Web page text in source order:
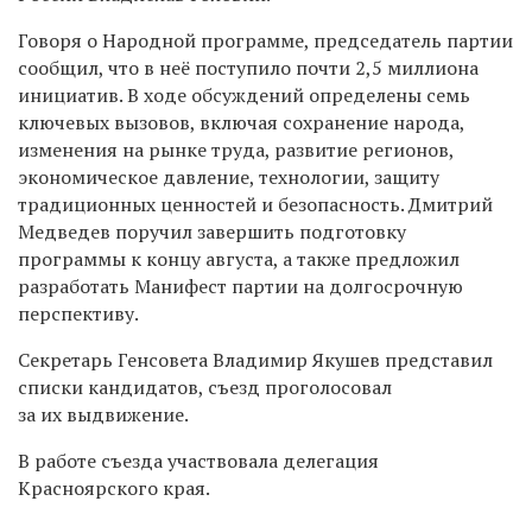
Говоря о Народной программе, председатель партии
сообщил, что в неё поступило почти 2,5 миллиона
инициатив. В ходе обсуждений определены семь
ключевых вызовов, включая сохранение народа,
изменения на рынке труда, развитие регионов,
экономическое давление, технологии, защиту
традиционных ценностей и безопасность. Дмитрий
Медведев поручил завершить подготовку
программы к концу августа, а также предложил
разработать Манифест партии на долгосрочную
перспективу.
Секретарь Генсовета Владимир Якушев представил
списки кандидатов, съезд проголосовал
за их выдвижение.
В работе съезда участвовала делегация
Красноярского края.